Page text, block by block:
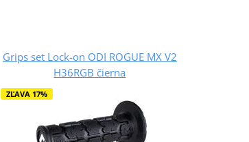
Grips set Lock-on ODI ROGUE MX V2
H36RGB čierna
ZĽAVA 17%